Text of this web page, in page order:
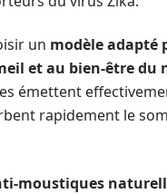
un modèle adapté
et au bien-être du
émettent
rapidement le
moustiques